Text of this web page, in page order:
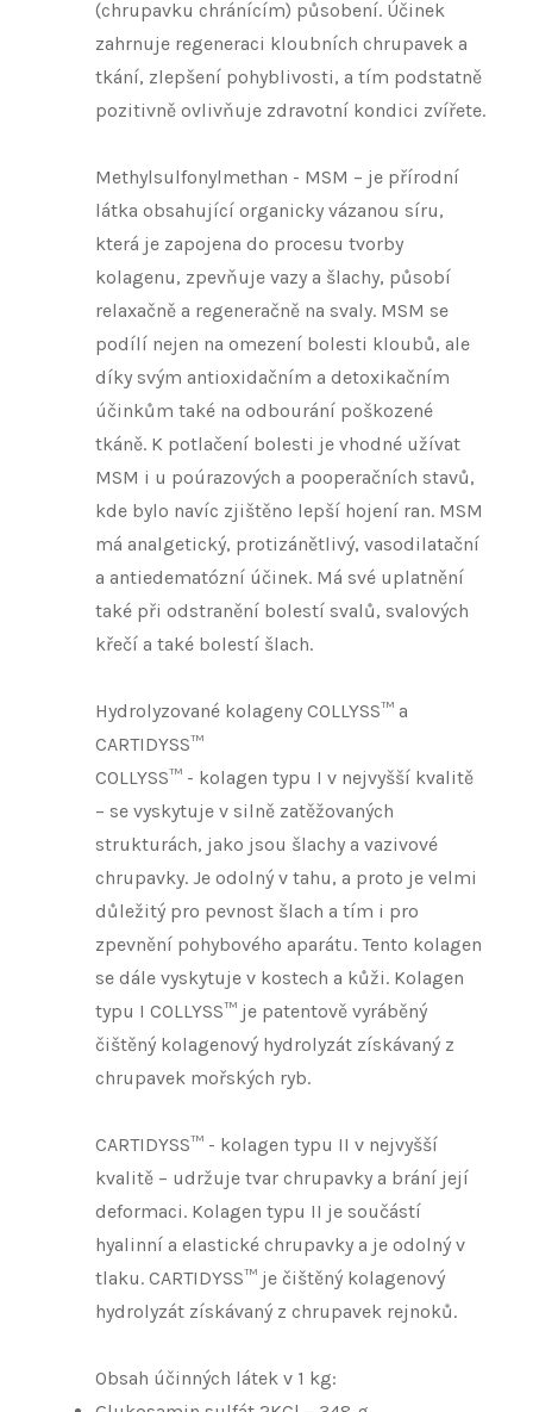
(chrupavku chránícím) působení. Účinek
zahrnuje regeneraci kloubních chrupavek a
tkání, zlepšení pohyblivosti, a tím podstatně
pozitivně ovlivňuje zdravotní kondici zvířete.
Methylsulfonylmethan - MSM – je přírodní
látka obsahující organicky vázanou síru,
která je zapojena do procesu tvorby
kolagenu, zpevňuje vazy a šlachy, působí
relaxačně a regeneračně na svaly. MSM se
podílí nejen na omezení bolesti kloubů, ale
díky svým antioxidačním a detoxikačním
účinkům také na odbourání poškozené
tkáně. K potlačení bolesti je vhodné užívat
MSM i u poúrazových a pooperačních stavů,
kde bylo navíc zjištěno lepší hojení ran. MSM
má analgetický, protizánětlivý, vasodilatační
a antiedematózní účinek. Má své uplatnění
také při odstranění bolestí svalů, svalových
křečí a také bolestí šlach.
Hydrolyzované kolageny COLLYSS™ a
CARTIDYSS™
COLLYSS™ - kolagen typu I v nejvyšší kvalitě
– se vyskytuje v silně zatěžovaných
strukturách, jako jsou šlachy a vazivové
chrupavky. Je odolný v tahu, a proto je velmi
důležitý pro pevnost šlach a tím i pro
zpevnění pohybového aparátu. Tento kolagen
se dále vyskytuje v kostech a kůži. Kolagen
typu I COLLYSS™ je patentově vyráběný
čištěný kolagenový hydrolyzát získávaný z
chrupavek mořských ryb.
CARTIDYSS™ - kolagen typu II v nejvyšší
kvalitě – udržuje tvar chrupavky a brání její
deformaci. Kolagen typu II je součástí
hyalinní a elastické chrupavky a je odolný v
tlaku. CARTIDYSS™ je čištěný kolagenový
hydrolyzát získávaný z chrupavek rejnoků.
Obsah účinných látek v 1 kg: